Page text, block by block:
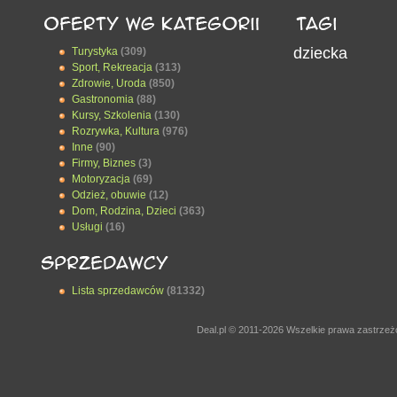
Turystyka (309)
Sport, Rekreacja (313)
Zdrowie, Uroda (850)
Gastronomia (88)
Kursy, Szkolenia (130)
Rozrywka, Kultura (976)
Inne (90)
Firmy, Biznes (3)
Motoryzacja (69)
Odzież, obuwie (12)
Dom, Rodzina, Dzieci (363)
Usługi (16)
Lista sprzedawców (81332)
dziecka
Deal.pl © 2011-2026 Wszelkie prawa